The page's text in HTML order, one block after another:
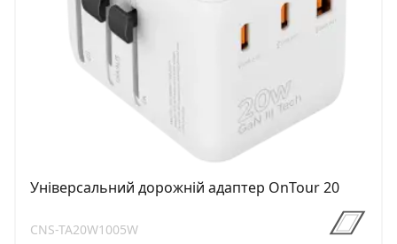
Універсальний дорожній адаптер OnTour 20
CNS-TA20W1005W